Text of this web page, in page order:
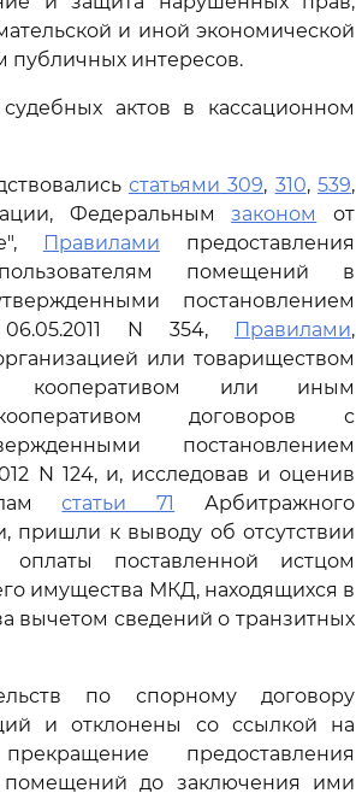
и иной экономической
публичных интересов.
актов в кассационном
статьями 309, 310, 539,
Федеральнымзаконом
от
Правилами предоставления
помещений в
постановлением
06.05.2011 N 354,
Правилами,
или товариществом
кооперативом или иным
договоров с
постановлением
N 124, и, исследовав и оценив
статьи 71
Арбитражного
пришли к выводу об отсутствии
поставленной истцом
имущества МКД, находящихся в
вычетом сведений о транзитных
по спорному договору
и отклонены со ссылкой на
предоставления
помещений до заключения ими